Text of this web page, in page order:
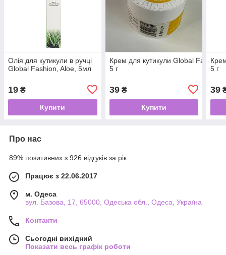
Олія для кутикули в ручці
Global Fashion, Aloe, 5мл
19 ₴
Купити
Крем для кутикули Global Fashion
5 г
39₴
Купити
5 г
39
Про нас
89% позитивних з 926 відгуків за рік
Працює з 22.06.2017
м. Одеса
вул. Базова, 17, 65000, Одеська обл., Одеса, Україна
Контакти
Сьогодні вихідний
Показати весь графік роботи